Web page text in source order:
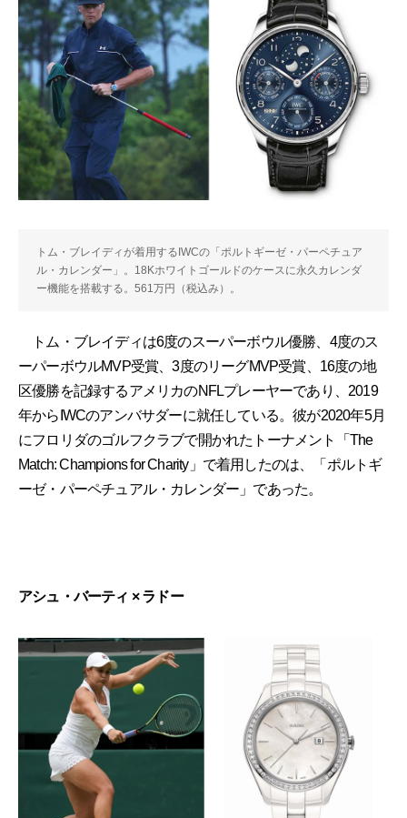
トム・ブレイディが着用するIWCの「ポルトギーゼ・パーペチュア
ル・カレンダー」。18Kホワイトゴールドのケースに永久カレンダ
ー機能を搭載する。561万円（税込み）。
トム・ブレイディは6度のスーパーボウル優勝、4度のス
ーパーボウルMVP受賞、3度のリーグMVP受賞、16度の地
区優勝を記録するアメリカのNFLプレーヤーであり、2019
年からIWCのアンバサダーに就任している。彼が2020年5月
にフロリダのゴルフクラブで開かれたトーナメント「The
Match: Champions for Charity」で着用したのは、「ポルトギ
ーゼ・パーペチュアル・カレンダー」であった。
アシュ・バーティ × ラドー